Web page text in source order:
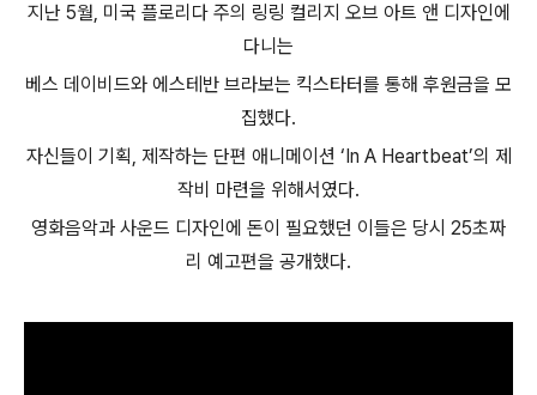
지난 5월, 미국 플로리다 주의 링링 컬리지 오브 아트 앤 디자인에
다니는
베스 데이비드와 에스테반 브라보는 킥스타터를 통해 후원금을 모
집했다.
자신들이 기획, 제작하는 단편 애니메이션 ‘In A Heartbeat’의 제
작비 마련을 위해서였다.
영화음악과 사운드 디자인에 돈이 필요했던 이들은 당시 25초짜
리 예고편을 공개했다.